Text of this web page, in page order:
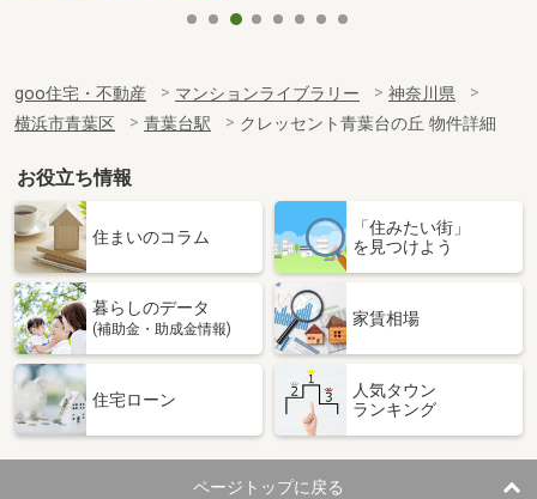
goo住宅・不動産 マンションライブラリー
神奈川県
横浜市青葉区
青葉台駅 クレッセント青葉台の丘 物件詳細
お役立ち情報
住まいのコラム
「住みたい街」
を見つけよう
暮らしのデータ
(補助金・助成金情報)
家賃相場
住宅ローン
人気タウン
ランキング
ページトップに戻る